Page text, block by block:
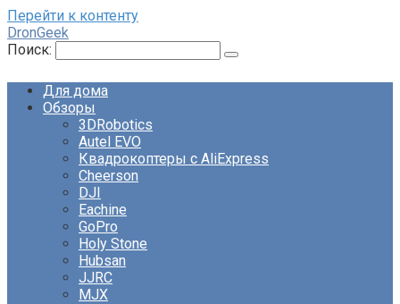
Перейти к контенту
DronGeek
Поиск:
Для дома
Обзоры
3DRobotics
Autel EVO
Квадрокоптеры с AliExpress
Cheerson
DJI
Eachine
GoPro
Holy Stone
Hubsan
JJRC
MJX